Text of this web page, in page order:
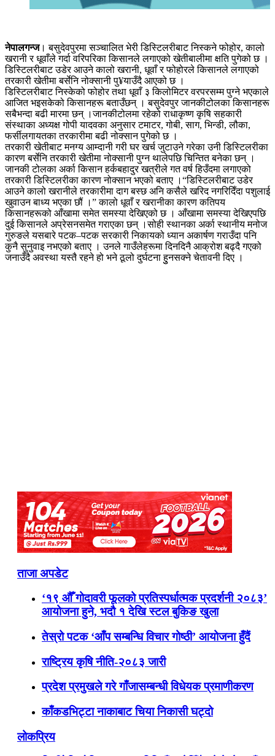
नेपालगन्ज। बसुदेवपुरमा सञ्चालित भेरी डिस्टिलरीबाट निस्कने फोहोर, कालो
खरानी र धूवाँले गर्दा वरिपरिका किसानले लगाएको खेतीबालीमा क्षति पुगेको छ ।
डिस्टिलरीबाट उडेर आउने कालो खरानी, धूवाँ र फोहोरले किसानले लगाएको
तरकारी खेतीमा बर्सेनि नोक्सानी पु¥याउँदै आएको छ ।
डिस्टिलरीबाट निस्केको फोहोर तथा धूवाँ ३ किलोमिटर वरपरसम्म पुग्ने भएकाले
आजित भइसकेको किसानहरू बताउँछन् । बसुदेवपुर जानकीटोलका किसानहरू
सबैभन्दा बढी मारमा छन् ।जानकीटोलमा रहेको राधाकृष्ण कृषि सहकारी
संस्थाका अध्यक्ष गोपी यादवका अनुसार टमाटर, गोबी, साग, भिन्डी, लौका,
फर्सीलगायतका तरकारीमा बढी नोक्सान पुगेको छ ।
तरकारी खेतीबाट मनग्य आम्दानी गरी घर खर्च जुटाउने गरेका उनी डिस्टिलरीका
कारण बर्सेनि तरकारी खेतीमा नोक्सानी पुग्न थालेपछि चिन्तित बनेका छन् ।
जानकी टोलका अर्का किसान हर्कबहादुर खत्रीले गत वर्ष हिउँदमा लगाएको
तरकारी डिस्टिलरीका कारण नोक्सान भएको बताए ।“डिस्टिलरीबाट उडेर
आउने कालो खरानीले तरकारीमा दाग बस्छ अनि कसैले खरिद नगरिदिँदा पशुलाई
खुवाउन बाध्य भएका छौं ।” कालो धूवाँ र खरानीका कारण कतिपय
किसानहरूको आँखामा समेत समस्या देखिएको छ । आँखामा समस्या देखिएपछि
दुई किसानले अप्रेसनसमेत गराएका छन् ।सोही स्थानका अर्का स्थानीय मनोज
गुरुङले यसबारे पटक–पटक सरकारी निकायको ध्यान अकार्षण गराउँदा पनि
कुनै सुनुवाइ नभएको बताए । उनले गाउँलेहरूमा दिनदिनै आक्रोश बढ्दै गएको
जनाउँदै अवस्था यस्तै रहने हो भने ठूलो दुर्घटना हुुनसक्ने चेतावनी दिए ।
ताजा अपडेट
‘१९ औँ गोदावरी फूलको प्रतिस्पर्धात्मक प्रदर्शनी २०८३’
आयोजना हुने, भदौ १ देखि स्टल बुकिङ खुला
तेस्रो पटक ‘आँप सम्बन्धि विचार गोष्ठी’ आयोजना हुँदैं
राष्ट्रिय कृषि नीति-२०८३ जारी
प्रदेश प्रमुखले गरे गाँजासम्बन्धी विधेयक प्रमाणीकरण
काँकडभिट्टा नाकाबाट चिया निकासी घट्दो
लोकप्रिय